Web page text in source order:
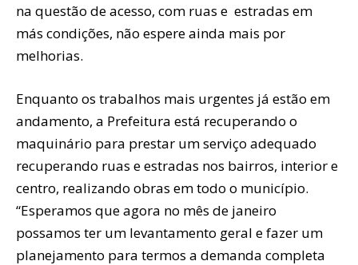
na questão de acesso, com ruas e estradas em
más condições, não espere ainda mais por
melhorias.
Enquanto os trabalhos mais urgentes já estão em
andamento, a Prefeitura está recuperando o
maquinário para prestar um serviço adequado
recuperando ruas e estradas nos bairros, interior e
centro, realizando obras em todo o município.
“Esperamos que agora no mês de janeiro
possamos ter um levantamento geral e fazer um
planejamento para termos a demanda completa